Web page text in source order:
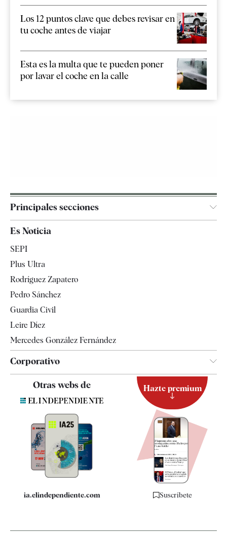
Los 12 puntos clave que debes revisar en
tu coche antes de viajar
Esta es la multa que te pueden poner
por lavar el coche en la calle
Principales secciones
España
Televisión
Es Noticia
SEPI
Plus Ultra
Rodríguez Zapatero
Pedro Sánchez
Guardia Civil
Leire Díez
Mercedes González Fernández
Corporativo
Contacto
Quiénes somos
Especificaciones
Otras webs de
ia.elindependiente.com
Hazte premium
Suscríbete